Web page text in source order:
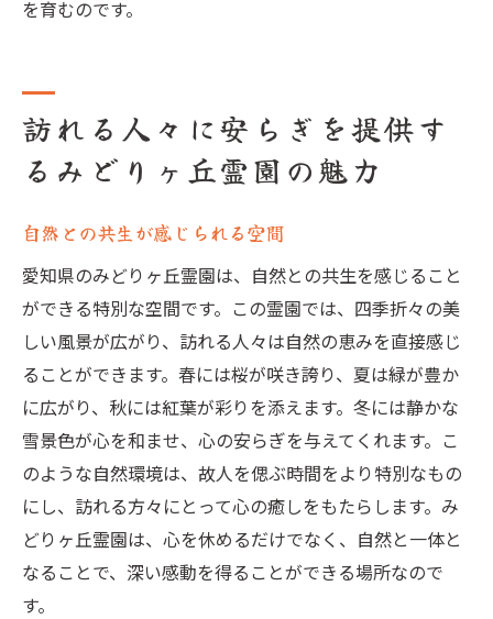
を育むのです。
訪れる人々に安らぎを提供す
るみどりヶ丘霊園の魅力
自然との共生が感じられる空間
愛知県のみどりヶ丘霊園は、自然との共生を感じること
ができる特別な空間です。この霊園では、四季折々の美
しい風景が広がり、訪れる人々は自然の恵みを直接感じ
ることができます。春には桜が咲き誇り、夏は緑が豊か
に広がり、秋には紅葉が彩りを添えます。冬には静かな
雪景色が心を和ませ、心の安らぎを与えてくれます。こ
のような自然環境は、故人を偲ぶ時間をより特別なもの
にし、訪れる方々にとって心の癒しをもたらします。み
どりヶ丘霊園は、心を休めるだけでなく、自然と一体と
なることで、深い感動を得ることができる場所なので
す。